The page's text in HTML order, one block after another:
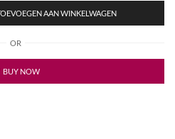
AAN WINKELWAGEN
OR
BUY NOW